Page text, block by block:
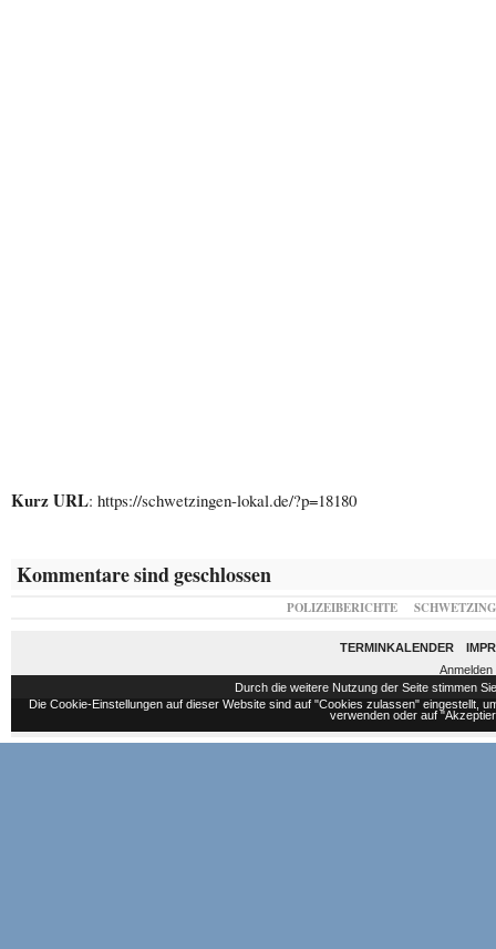
Kurz URL: https://schwetzingen-lokal.de/?p=18180
Kommentare sind geschlossen
POLIZEIBERICHTE
TERMINKALENDER
Anmelden
Durch die weitere Nutzung der Seite stimmen
Die Cookie-Einstellungen auf dieser Website sind auf "Cookies zulassen" eingestellt,
verwenden oder auf